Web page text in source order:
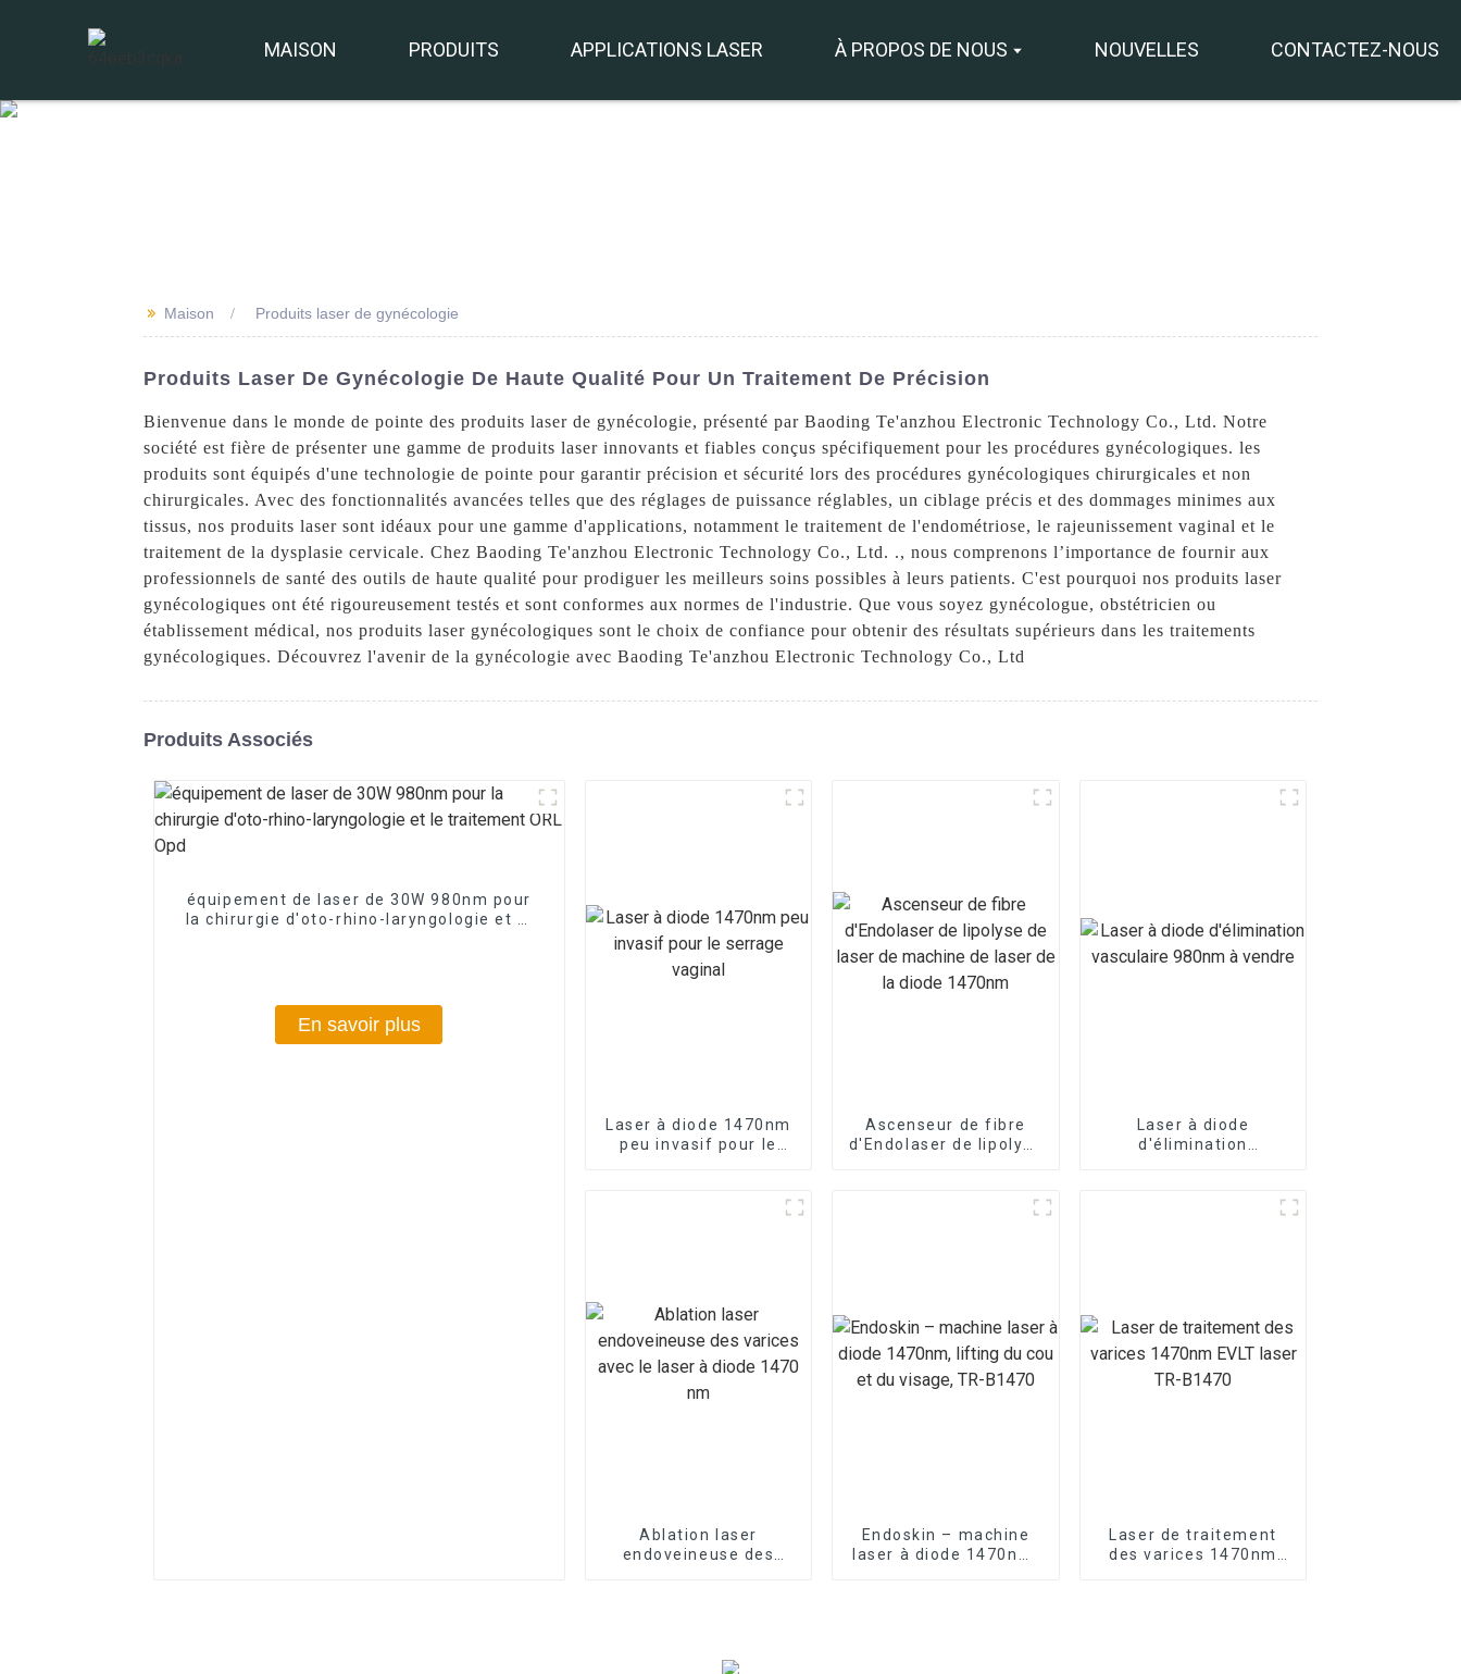
MAISON PRODUITS APPLICATIONS LASER À PROPOS DE NOUS NOUVELLES CONTACTEZ-NOUS
>> Maison Produits laser de gynécologie
Produits Laser De Gynécologie De Haute Qualité Pour Un Traitement De Précision
Bienvenue dans le monde de pointe des produits laser de gynécologie, présenté par Baoding Te'anzhou Electronic Technology Co., Ltd. Notre
société est fière de présenter une gamme de produits laser innovants et fiables conçus spécifiquement pour les procédures gynécologiques. les
produits sont équipés d'une technologie de pointe pour garantir précision et sécurité lors des procédures gynécologiques chirurgicales et non
chirurgicales. Avec des fonctionnalités avancées telles que des réglages de puissance réglables, un ciblage précis et des dommages minimes aux
tissus, nos produits laser sont idéaux pour une gamme d'applications, notamment le traitement de l'endométriose, le rajeunissement vaginal et le
traitement de la dysplasie cervicale. Chez Baoding Te'anzhou Electronic Technology Co., Ltd. ., nous comprenons l’importance de fournir aux
professionnels de santé des outils de haute qualité pour prodiguer les meilleurs soins possibles à leurs patients. C'est pourquoi nos produits laser
gynécologiques ont été rigoureusement testés et sont conformes aux normes de l'industrie. Que vous soyez gynécologue, obstétricien ou
établissement médical, nos produits laser gynécologiques sont le choix de confiance pour obtenir des résultats supérieurs dans les traitements
gynécologiques. Découvrez l'avenir de la gynécologie avec Baoding Te'anzhou Electronic Technology Co., Ltd
Produits Associés
équipement de laser de 30W 980nm pour
la chirurgie d'oto-rhino-laryngologie et le
En savoir plus
Laser à diode 1470nm
peu invasif pour le
Ascenseur de fibre
d'Endolaser de lipolyse
Laser à diode
d'élimination
Ablation laser
endoveineuse des
Endoskin – machine
laser à diode 1470nm,
Laser de traitement
des varices 1470nm